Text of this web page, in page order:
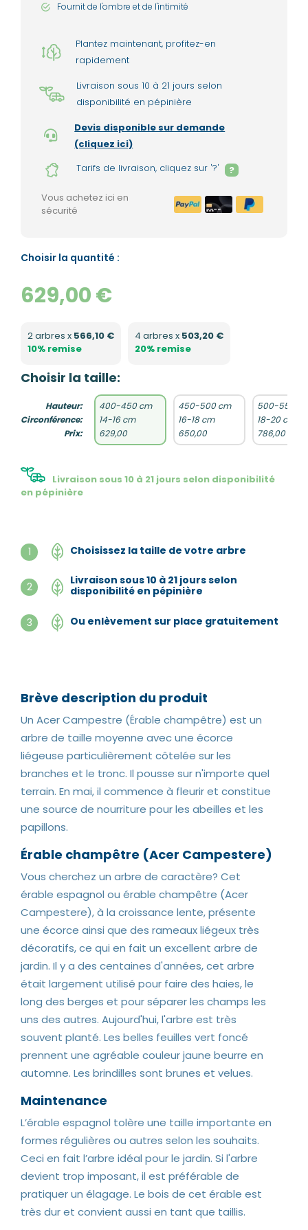
Fournit de l'ombre et de l'intimité
Plantez maintenant, profitez-en
rapidement
Livraison sous 10 à 21 jours selon
disponibilité en pépinière
Devis disponible sur demande
(cliquez ici)
Tarifs de livraison, cliquez sur '?'
?
Vous achetez ici en
sécurité
Choisir la quantité :
629,00 €
2 arbres x 566,10 €
10% remise
4 arbres x 503,20 €
20% remise
Choisir la taille:
Hauteur:
Circonférence:
Prix:
400-450 cm
14-16 cm
629,00
450-500 cm
16-18 cm
650,00
500-550
18-20 cm
786,00
Livraison sous 10 à 21 jours selon disponibilité
en pépinière
1 Choisissez la taille de votre arbre
2
Livraison sous 10 à 21 jours selon
disponibilité en pépinière
3 Ou enlèvement sur place gratuitement
Brève description du produit
Un Acer Campestre (Érable champêtre) est un
arbre de taille moyenne avec une écorce
liégeuse particulièrement côtelée sur les
branches et le tronc. Il pousse sur n'importe quel
terrain. En mai, il commence à fleurir et constitue
une source de nourriture pour les abeilles et les
papillons.
Érable champêtre (Acer Campestere)
Vous cherchez un arbre de caractère? Cet
érable espagnol ou érable champêtre (Acer
Campestere), à la croissance lente, présente
une écorce ainsi que des rameaux liégeux très
décoratifs, ce qui en fait un excellent arbre de
jardin. Il y a des centaines d'années, cet arbre
était largement utilisé pour faire des haies, le
long des berges et pour séparer les champs les
uns des autres. Aujourd'hui, l'arbre est très
souvent planté. Les belles feuilles vert foncé
prennent une agréable couleur jaune beurre en
automne. Les brindilles sont brunes et velues.
Maintenance
L’érable espagnol tolère une taille importante en
formes régulières ou autres selon les souhaits.
Ceci en fait l’arbre idéal pour le jardin. Si l'arbre
devient trop imposant, il est préférable de
pratiquer un élagage. Le bois de cet érable est
très dur et convient aussi en tant que taillis.